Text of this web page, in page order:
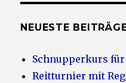
NEUESTE
Schnupperkurs
Reitturnier mit